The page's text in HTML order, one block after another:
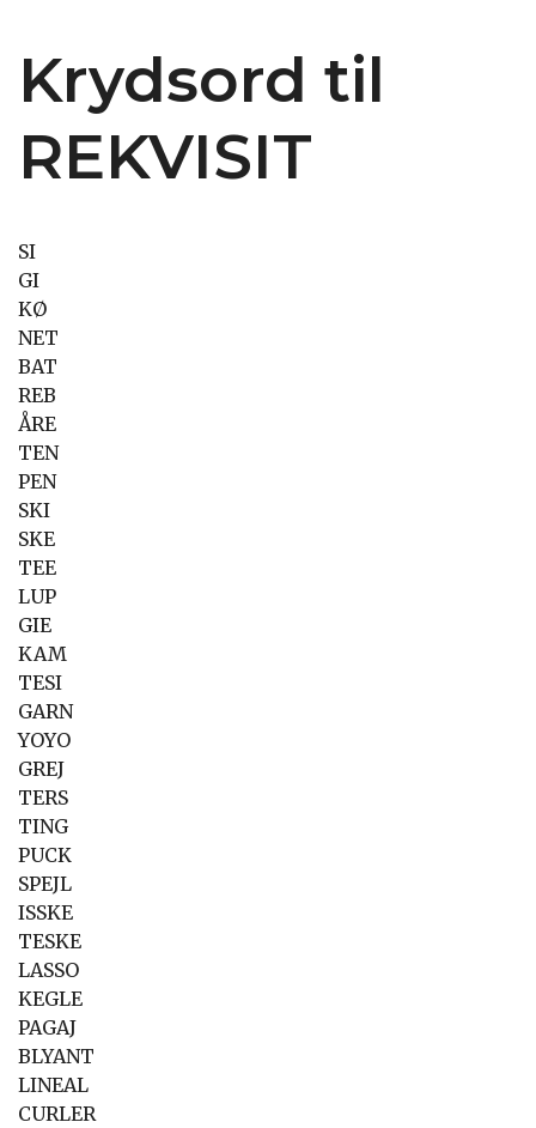
Krydsord til
REKVISIT
SI
GI
KØ
NET
BAT
REB
ÅRE
TEN
PEN
SKI
SKE
TEE
LUP
GIE
KAM
TESI
GARN
YOYO
GREJ
TERS
TING
PUCK
SPEJL
ISSKE
TESKE
LASSO
KEGLE
PAGAJ
BLYANT
LINEAL
CURLER